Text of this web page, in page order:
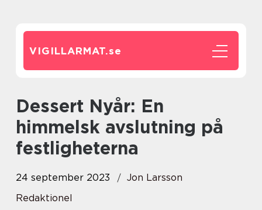
VIGILLARMAT.se
Dessert Nyår: En
himmelsk avslutning på
festligheterna
24 september 2023
Jon Larsson
Redaktionel